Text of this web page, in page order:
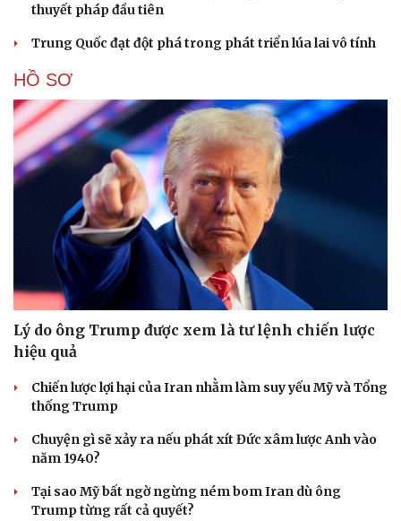
thuyết pháp đầu tiên
Trung Quốc đạt đột phá trong phát triển lúa lai vô tính
HỒ SƠ
Lý do ông Trump được xem là tư lệnh chiến lược
hiệu quả
Chiến lược lợi hại của Iran nhằm làm suy yếu Mỹ và Tổng
thống Trump
Chuyện gì sẽ xảy ra nếu phát xít Đức xâm lược Anh vào
năm 1940?
Tại sao Mỹ bất ngờ ngừng ném bom Iran dù ông
Trump từng rất cả quyết?